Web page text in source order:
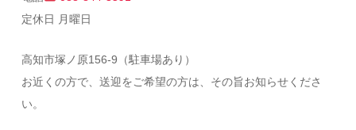
定休日 月曜日
高知市塚ノ原156-9（駐車場あり）
お近くの方で、送迎をご希望の方は、その旨お知らせくださ
い。